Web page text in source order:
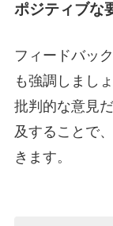
ポジティブな
フィードバッ
も強調しましょ
批判的な意見
及することで
きます。